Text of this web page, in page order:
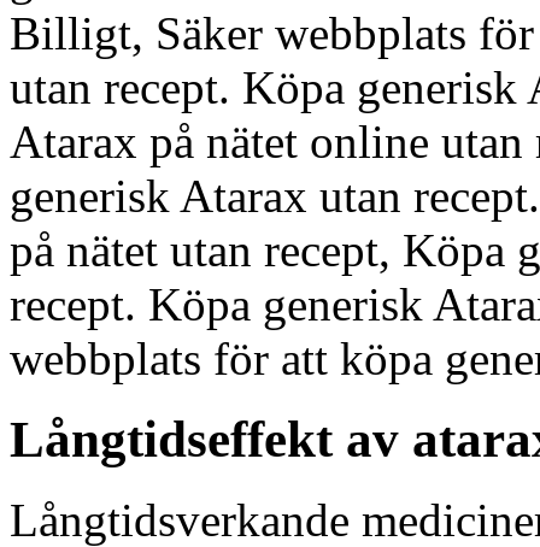
Billigt, Säker webbplats
utan recept. Köpa generisk
Atarax på nätet online
generisk Atarax utan
på nätet utan recept, Köpa
recept. Köpa generisk
webbplats för att köpa
Långtidseffekt av
Långtidsverkande